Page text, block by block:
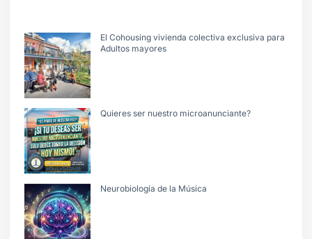
El Cohousing vivienda colectiva exclusiva para
Adultos mayores
Quieres ser nuestro microanunciante?
Neurobiología de la Música